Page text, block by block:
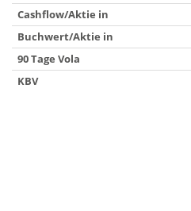
Cashflow/Aktie in
Buchwert/Aktie in
90 Tage Vola
KBV